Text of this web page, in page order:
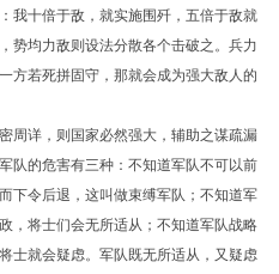
我十倍于敌，就实施围歼，五倍于敌就
势均力敌则设法分散各个击破之。兵力
方若死拼固守，那就会成为强大敌人的
周详，则国家必然强大，辅助之谋疏漏
队的危害有三种：不知道军队不可以前
下令后退，这叫做束缚军队；不知道军
，将士们会无所适从；不知道军队战略
士就会疑虑。军队既无所适从，又疑虑